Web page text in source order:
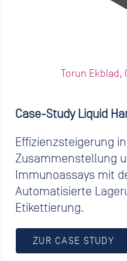
Torun Ekblad,
Case-Study Liquid
Effizienzsteigerung
Zusammenstellung
Immunoassays mit
Automatisierte
Etikettierung.
ZUR CASE STUDY